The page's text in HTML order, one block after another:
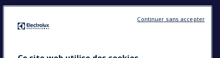
Continuer sans accepter